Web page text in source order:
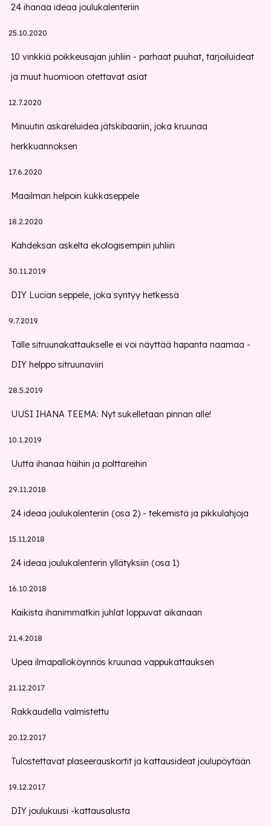
24 ihanaa ideaa joulukalenteriin
25.10.2020
10 vinkkiä poikkeusajan juhliin - parhaat puuhat, tarjoiluideat
ja muut huomioon otettavat asiat
12.7.2020
Minuutin askareluidea jätskibaariin, joka kruunaa
herkkuannoksen
17.6.2020
Maailman helpoin kukkaseppele
18.2.2020
Kahdeksan askelta ekologisempiin juhliin
30.11.2019
DIY Lucian seppele, joka syntyy hetkessä
9.7.2019
Tälle sitruunakattaukselle ei voi näyttää hapanta naamaa -
DIY helppo sitruunaviiri
28.5.2019
UUSI IHANA TEEMA: Nyt sukelletaan pinnan alle!
10.1.2019
Uutta ihanaa häihin ja polttareihin
29.11.2018
24 ideaa joulukalenteriin (osa 2) - tekemistä ja pikkulahjoja
15.11.2018
24 ideaa joulukalenterin yllätyksiin (osa 1)
16.10.2018
Kaikista ihanimmatkin juhlat loppuvat aikanaan
21.4.2018
Upea ilmapalloköynnös kruunaa vappukattauksen
21.12.2017
Rakkaudella valmistettu
20.12.2017
Tulostettavat plaseerauskortit ja kattausideat joulupöytään
19.12.2017
DIY joulukuusi -kattausalusta